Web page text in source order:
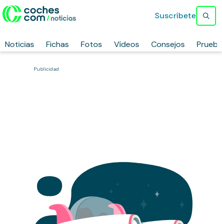
Noticias Fichas Fotos Vídeos Consejos
Suscríbete
Publicidad